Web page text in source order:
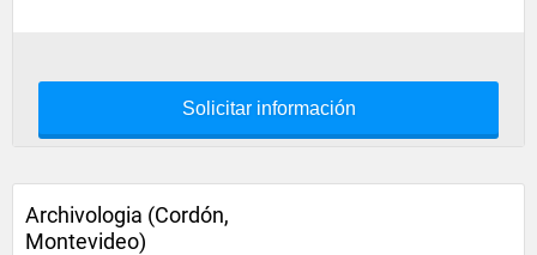
Solicitar información
Archivologia (Cordón,
Montevideo)